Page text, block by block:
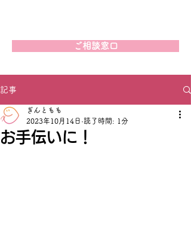
ご相談窓口
記事
お手伝いに！
ぎんともも
2023年10月14日 読了時間: 1分